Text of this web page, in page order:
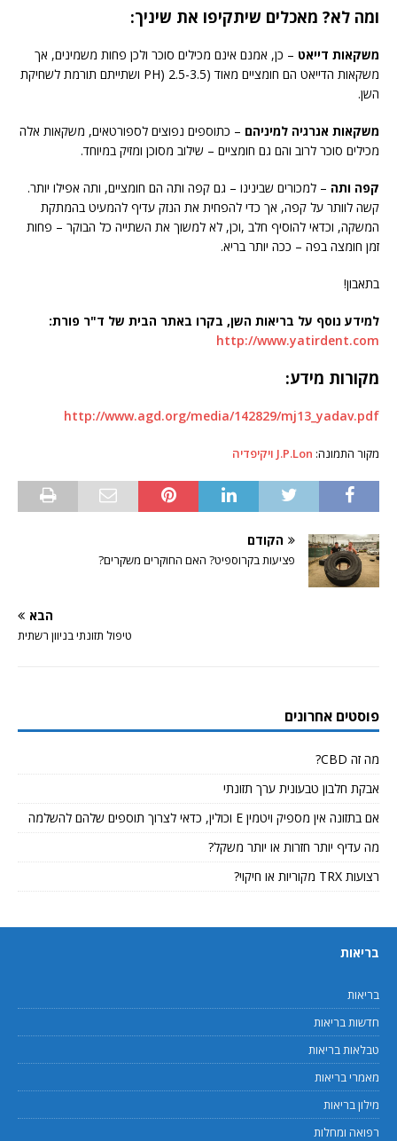
ומה לא? מאכלים שיתקיפו את שיניך:
משקאות דייאט – כן, אמנם אינם מכילים סוכר ולכן פחות משמינים, אך
משקאות הדייאט הם חומציים מאוד (2.5-3.5 (PH ושתייתם תורמת לשחיקת
השן.
משקאות אנרגיה למיניהם – כתוספים נפוצים לספורטאים, משקאות אלה
מכילים סוכר לרוב והם גם חומציים – שילוב מסוכן ומזיק במיוחד.
קפה ותה – למכורים שבינינו – גם קפה ותה הם חומציים, ותה אפילו יותר.
קשה לוותר על קפה, אך כדי להפחית את הנזק עדיף להמעיט בהמתקת
המשקה, וכדאי להוסיף חלב ,וכן, לא למשוך את השתייה כל הבוקר – פחות
זמן חומצה בפה – ככה יותר בריא.
בתאבון!
למידע נוסף על בריאות השן, בקרו באתר הבית של ד"ר פורת:
http://www.yatirdent.com
מקורות מידע:
http://www.agd.org/media/142829/mj13_yadav.pdf
מקור התמונה: J.P.Lon ויקיפדיה
הקודם
פציעות בקרוספיט? האם החוקרים משקרים?
הבא
טיפול תזונתי בניוון רשתית
פוסטים אחרונים
מה זה CBD?
אבקת חלבון טבעונית ערך תזונתי
אם בתזונה אין מספיק ויטמין E וכולין, כדאי לצרוך תוספים שלהם להשלמה
מה עדיף יותר חזרות או יותר משקל?
רצועות TRX מקוריות או חיקוי?
בריאות
בריאות
חדשות בריאות
טבלאות בריאות
מאמרי בריאות
מילון בריאות
רפואה ומחלות